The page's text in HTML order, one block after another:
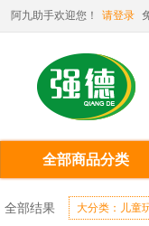
阿九助手欢迎您！ 请登录
全部商品分类
全部结果 大分类：儿童